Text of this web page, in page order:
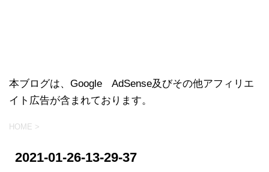
本ブログは、Google AdSense及びその他アフィリエ
イト広告が含まれております。
HOME >
2021-01-26-13-29-37